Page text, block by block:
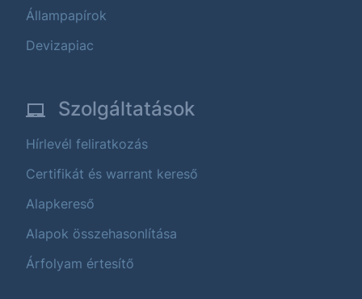
Állampapírok
Devizapiac
Szolgáltatások
Hírlevél feliratkozás
Certifikát és warrant kereső
Alapkereső
Alapok összehasonlítása
Árfolyam értesítő